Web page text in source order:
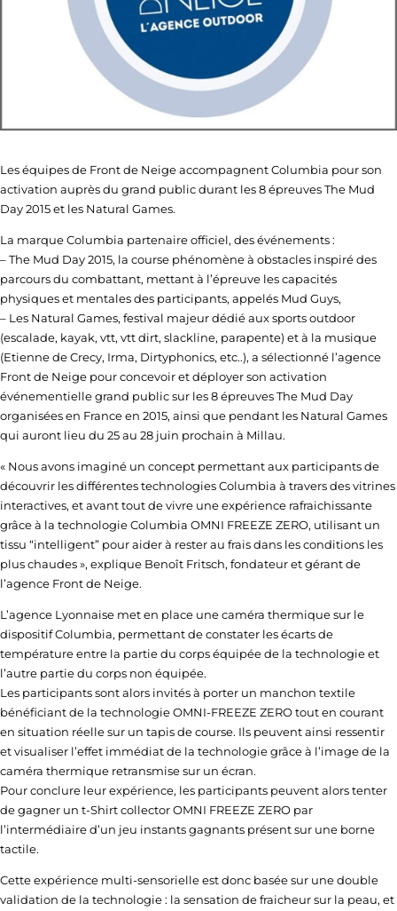
Les équipes de Front de Neige accompagnent Columbia pour son
activation auprès du grand public durant les 8 épreuves The Mud
Day 2015 et les Natural Games.
La marque Columbia partenaire officiel, des événements :
– The Mud Day 2015, la course phénomène à obstacles inspiré des
parcours du combattant, mettant à l’épreuve les capacités
physiques et mentales des participants, appelés Mud Guys,
– Les Natural Games, festival majeur dédié aux sports outdoor
(escalade, kayak, vtt, vtt dirt, slackline, parapente) et à la musique
(Etienne de Crecy, Irma, Dirtyphonics, etc..), a sélectionné l’agence
Front de Neige pour concevoir et déployer son activation
événementielle grand public sur les 8 épreuves The Mud Day
organisées en France en 2015, ainsi que pendant les Natural Games
qui auront lieu du 25 au 28 juin prochain à Millau.
« Nous avons imaginé un concept permettant aux participants de
découvrir les différentes technologies Columbia à travers des vitrines
interactives, et avant tout de vivre une expérience rafraichissante
grâce à la technologie Columbia OMNI FREEZE ZERO, utilisant un
tissu “intelligent” pour aider à rester au frais dans les conditions les
plus chaudes », explique Benoît Fritsch, fondateur et gérant de
l’agence Front de Neige.
L’agence Lyonnaise met en place une caméra thermique sur le
dispositif Columbia, permettant de constater les écarts de
température entre la partie du corps équipée de la technologie et
l’autre partie du corps non équipée.
Les participants sont alors invités à porter un manchon textile
bénéficiant de la technologie OMNI-FREEZE ZERO tout en courant
en situation réelle sur un tapis de course. Ils peuvent ainsi ressentir
et visualiser l’effet immédiat de la technologie grâce à l’image de la
caméra thermique retransmise sur un écran.
Pour conclure leur expérience, les participants peuvent alors tenter
de gagner un t-Shirt collector OMNI FREEZE ZERO par
l’intermédiaire d’un jeu instants gagnants présent sur une borne
tactile.
Cette expérience multi-sensorielle est donc basée sur une double
validation de la technologie : la sensation de fraicheur sur la peau, et